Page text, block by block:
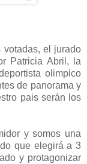
votadas, el jurado
Patricia Abril, la
olimpico
de panorama y
pais serán los
y somos una
que elegirá a 3
y protagonizar